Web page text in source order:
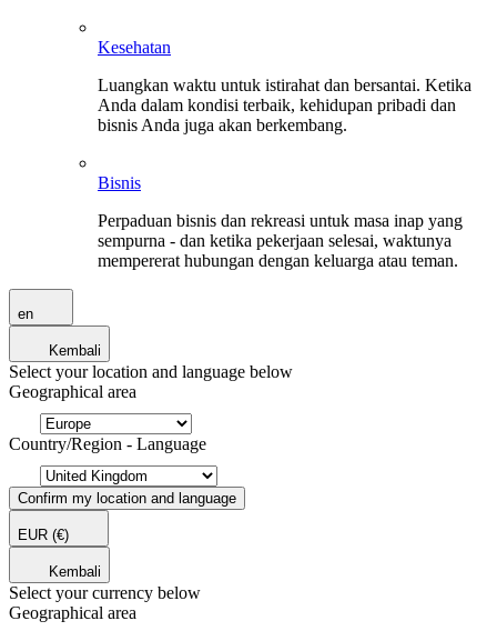
Kesehatan
Luangkan waktu untuk istirahat dan bersantai. Ketika
Anda dalam kondisi terbaik, kehidupan pribadi dan
bisnis Anda juga akan berkembang.
Bisnis
Perpaduan bisnis dan rekreasi untuk masa inap yang
sempurna - dan ketika pekerjaan selesai, waktunya
mempererat hubungan dengan keluarga atau teman.
en
Kembali
Select your location and language below
Geographical area
Country/Region - Language
Confirm my location and language
EUR (€)
Kembali
Select your currency below
Geographical area